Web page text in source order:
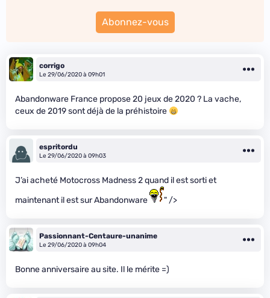
Abonnez-vous
corrigo
Le 29/06/2020 à 09h01
Abandonware France propose 20 jeux de 2020 ? La vache,
ceux de 2019 sont déjà de la préhistoire
espritordu
Le 29/06/2020 à 09h03
J’ai acheté Motocross Madness 2 quand il est sorti et
maintenant il est sur Abandonware
" />
Passionnant-Centaure-unanime
Le 29/06/2020 à 09h04
Bonne anniversaire au site. Il le mérite =)